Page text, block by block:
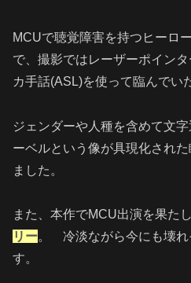
MCUで聴覚障害を持つヒーロ
で、撮影ではレーザーポイン
カ手話(ASL)を使って臨んでい
ジェンダーや人種を含めて文
ーベルという像が具現化され
ました。
また、本作でMCU出演を果た
リー。 冷淡ながら今にも壊れ
す。